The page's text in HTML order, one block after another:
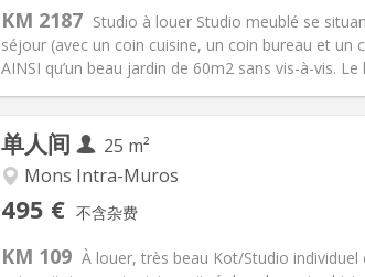
KM 2187 Studio à louer Studio meublé se
séjour (avec un coin cuisine, un coin bureau et
AINSI qu’un beau jardin de 60m2 sans vis-à-vis. Le
布局
浴室:独立
其
氛围:
单人间
25 m²
Mons Intra-Muros
495 € 不含杂费
KM 109 À louer, très beau Kot/Studio
浴室:独立
面积:25 m2
氛